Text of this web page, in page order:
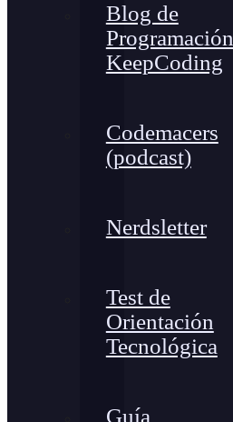
Blog de
Programación
KeepCoding
Codemacers
(podcast)
Nerdsletter
Test de
Orientación
Tecnológica
Guía